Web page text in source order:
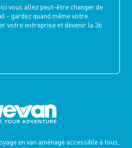
vous allez peut-être changer de
- gardez quand même votre
votre entreprise et devenir la 36
en van aménagé accessible à tous,